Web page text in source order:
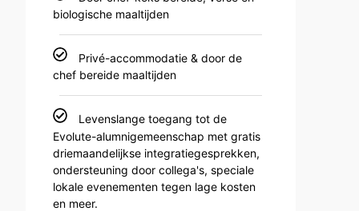
biologische maaltijden
Privé-accommodatie & door de
chef bereide maaltijden
Levenslange toegang tot de
Evolute-alumnigemeenschap met gratis
driemaandelijkse integratiegesprekken,
ondersteuning door collega's, speciale
lokale evenementen tegen lage kosten
en meer.